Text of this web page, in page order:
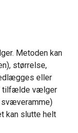
Metoden kan
størrelse,
eller
tilfælde vælger
kan slutte helt